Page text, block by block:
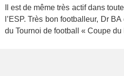
Il est de même très actif dans
l’ESP. Très bon footballeur, Dr
du Tournoi de football « Coupe du